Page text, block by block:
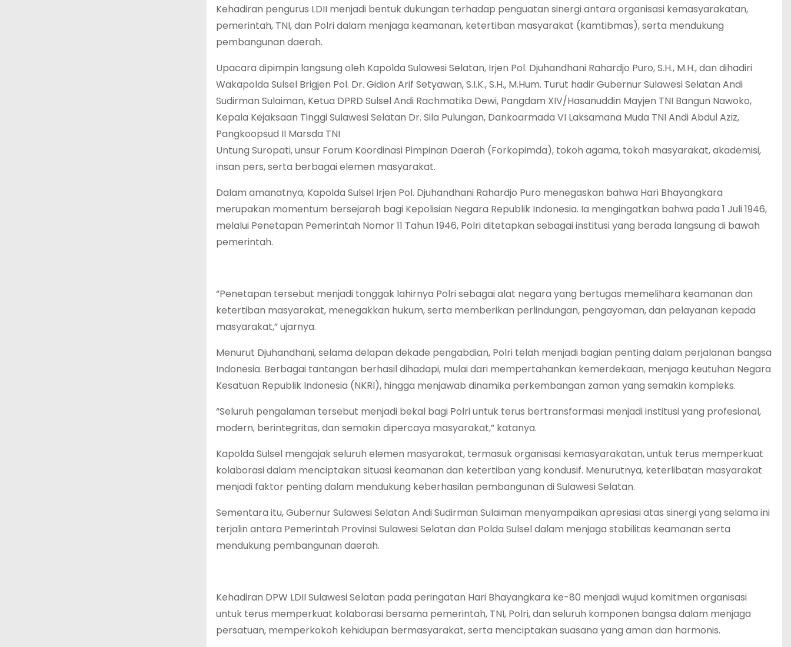
Kehadiran pengurus LDII menjadi bentuk dukungan terhadap penguatan sinergi antara organisasi kemasyarakatan,
pemerintah, TNI, dan Polri dalam menjaga keamanan, ketertiban masyarakat (kamtibmas), serta mendukung
pembangunan daerah.
Upacara dipimpin langsung oleh Kapolda Sulawesi Selatan, Irjen Pol. Djuhandhani Rahardjo Puro, S.H., M.H., dan dihadiri
Wakapolda Sulsel Brigjen Pol. Dr. Gidion Arif Setyawan, S.I.K., S.H., M.Hum. Turut hadir Gubernur Sulawesi Selatan Andi
Sudirman Sulaiman, Ketua DPRD Sulsel Andi Rachmatika Dewi, Pangdam XIV/Hasanuddin Mayjen TNI Bangun Nawoko,
Kepala Kejaksaan Tinggi Sulawesi Selatan Dr. Sila Pulungan, Dankoarmada VI Laksamana Muda TNI Andi Abdul Aziz,
Pangkoopsud II Marsda TNI
Untung Suropati, unsur Forum Koordinasi Pimpinan Daerah (Forkopimda), tokoh agama, tokoh masyarakat, akademisi,
insan pers, serta berbagai elemen masyarakat.
Dalam amanatnya, Kapolda Sulsel Irjen Pol. Djuhandhani Rahardjo Puro menegaskan bahwa Hari Bhayangkara
merupakan momentum bersejarah bagi Kepolisian Negara Republik Indonesia. Ia mengingatkan bahwa pada 1 Juli 1946,
melalui Penetapan Pemerintah Nomor 11 Tahun 1946, Polri ditetapkan sebagai institusi yang berada langsung di bawah
pemerintah.
“Penetapan tersebut menjadi tonggak lahirnya Polri sebagai alat negara yang bertugas memelihara keamanan dan
ketertiban masyarakat, menegakkan hukum, serta memberikan perlindungan, pengayoman, dan pelayanan kepada
masyarakat,” ujarnya.
Menurut Djuhandhani, selama delapan dekade pengabdian, Polri telah menjadi bagian penting dalam perjalanan bangsa
Indonesia. Berbagai tantangan berhasil dihadapi, mulai dari mempertahankan kemerdekaan, menjaga keutuhan Negara
Kesatuan Republik Indonesia (NKRI), hingga menjawab dinamika perkembangan zaman yang semakin kompleks.
“Seluruh pengalaman tersebut menjadi bekal bagi Polri untuk terus bertransformasi menjadi institusi yang profesional,
modern, berintegritas, dan semakin dipercaya masyarakat,” katanya.
Kapolda Sulsel mengajak seluruh elemen masyarakat, termasuk organisasi kemasyarakatan, untuk terus memperkuat
kolaborasi dalam menciptakan situasi keamanan dan ketertiban yang kondusif. Menurutnya, keterlibatan masyarakat
menjadi faktor penting dalam mendukung keberhasilan pembangunan di Sulawesi Selatan.
Sementara itu, Gubernur Sulawesi Selatan Andi Sudirman Sulaiman menyampaikan apresiasi atas sinergi yang selama ini
terjalin antara Pemerintah Provinsi Sulawesi Selatan dan Polda Sulsel dalam menjaga stabilitas keamanan serta
mendukung pembangunan daerah.
Kehadiran DPW LDII Sulawesi Selatan pada peringatan Hari Bhayangkara ke-80 menjadi wujud komitmen organisasi
untuk terus memperkuat kolaborasi bersama pemerintah, TNI, Polri, dan seluruh komponen bangsa dalam menjaga
persatuan, memperkokoh kehidupan bermasyarakat, serta menciptakan suasana yang aman dan harmonis.